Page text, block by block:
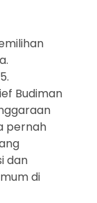
Budiman
pernah
dan
di